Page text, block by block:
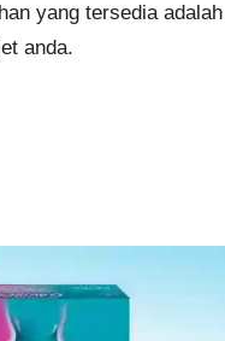
yang tersedia
anda.